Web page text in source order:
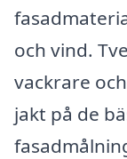
och vind.
vackrare
jakt på de